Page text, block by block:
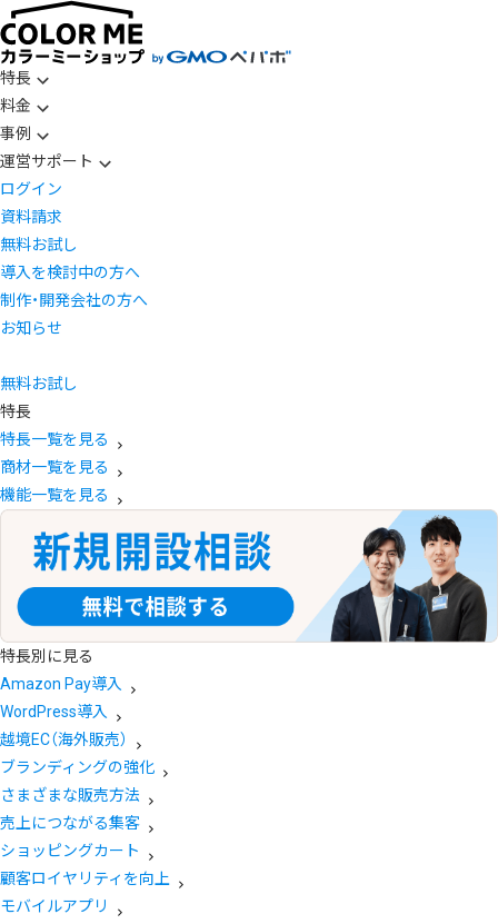
特長
料金
事例
運営サポート
ログイン
資料請求
無料お試し
導入を検討中の方へ
制作・開発会社の方へ
お知らせ
無料お試し
特長
特長一覧を見る
商材一覧を見る
機能一覧を見る
特長別に見る
Amazon Pay導入
WordPress導入
越境EC（海外販売）
ブランディングの強化
さまざまな販売方法
売上につながる集客
ショッピングカート
顧客ロイヤリティを向上
モバイルアプリ